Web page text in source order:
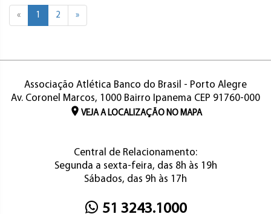
« 1 2 »
Associação Atlética Banco do Brasil - Porto Alegre
Av. Coronel Marcos, 1000 Bairro Ipanema CEP 91760-000
VEJA A LOCALIZAÇÃO NO MAPA
Central de Relacionamento:
Segunda a sexta-feira, das 8h às 19h
Sábados, das 9h às 17h
51 3243.1000